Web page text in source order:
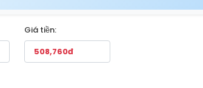
Giá tiền: